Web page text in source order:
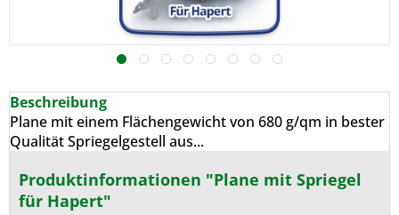
Beschreibung
Plane mit einem Flächengewicht von 680 g/qm in bester
Qualität Spriegelgestell aus...
Produktinformationen "Plane mit Spriegel
für Hapert"